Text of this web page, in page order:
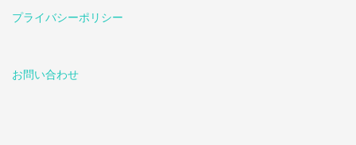
プライバシーポリシー
お問い合わせ